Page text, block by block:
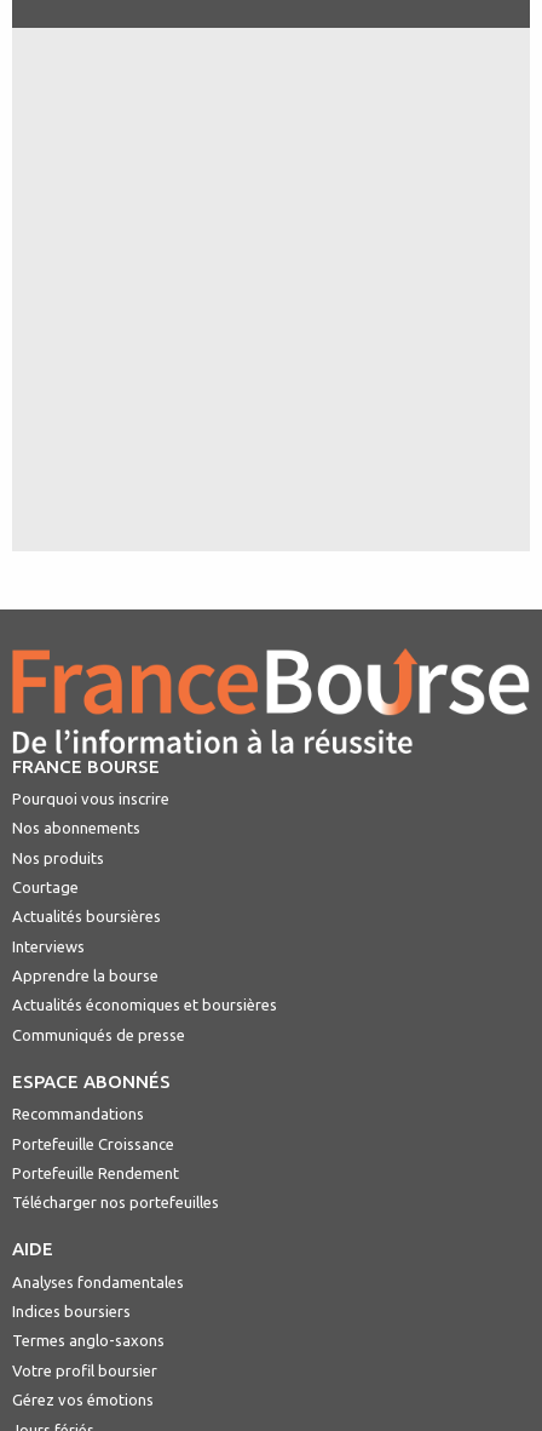
FRANCE BOURSE
Pourquoi vous inscrire
Nos abonnements
Nos produits
Courtage
Actualités boursières
Interviews
Apprendre la bourse
Actualités économiques et boursières
Communiqués de presse
ESPACE ABONNÉS
Recommandations
Portefeuille Croissance
Portefeuille Rendement
Télécharger nos portefeuilles
AIDE
Analyses fondamentales
Indices boursiers
Termes anglo-saxons
Votre profil boursier
Gérez vos émotions